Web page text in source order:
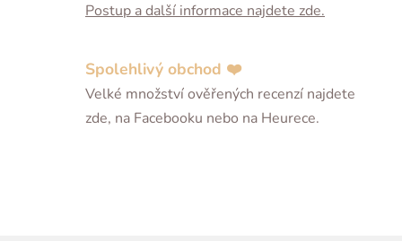
Postup a další informace najdete zde.
Spolehlivý obchod ❤️
Velké množství ověřených recenzí najdete
zde, na Facebooku nebo na Heurece.